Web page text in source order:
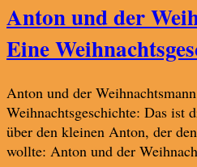
Anton und der
Eine
Anton und der
Weihnachtsgeschichte: Das ist
über den kleinen Anton, der
wollte: Anton und der